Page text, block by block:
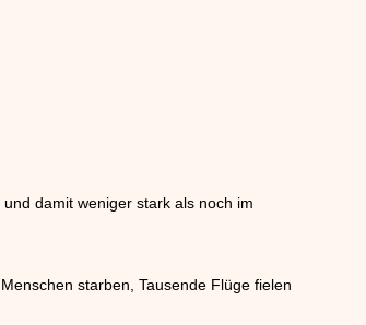
damit weniger stark als noch im
starben, Tausende Flüge fielen